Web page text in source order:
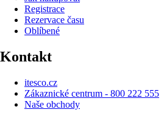
Registrace
Rezervace času
Oblíbené
Kontakt
itesco.cz
Zákaznické centrum - 800 222 555
Naše obchody